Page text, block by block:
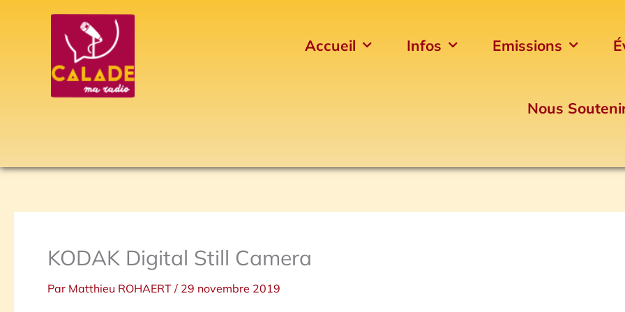
Accueil Infos Emissions
Nous
KODAK Digital Still Camera
Par Matthieu ROHAERT / 29 novembre 2019